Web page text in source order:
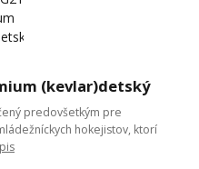
(kevlar)detský
predovšetkým pre
hokejistov, ktorí